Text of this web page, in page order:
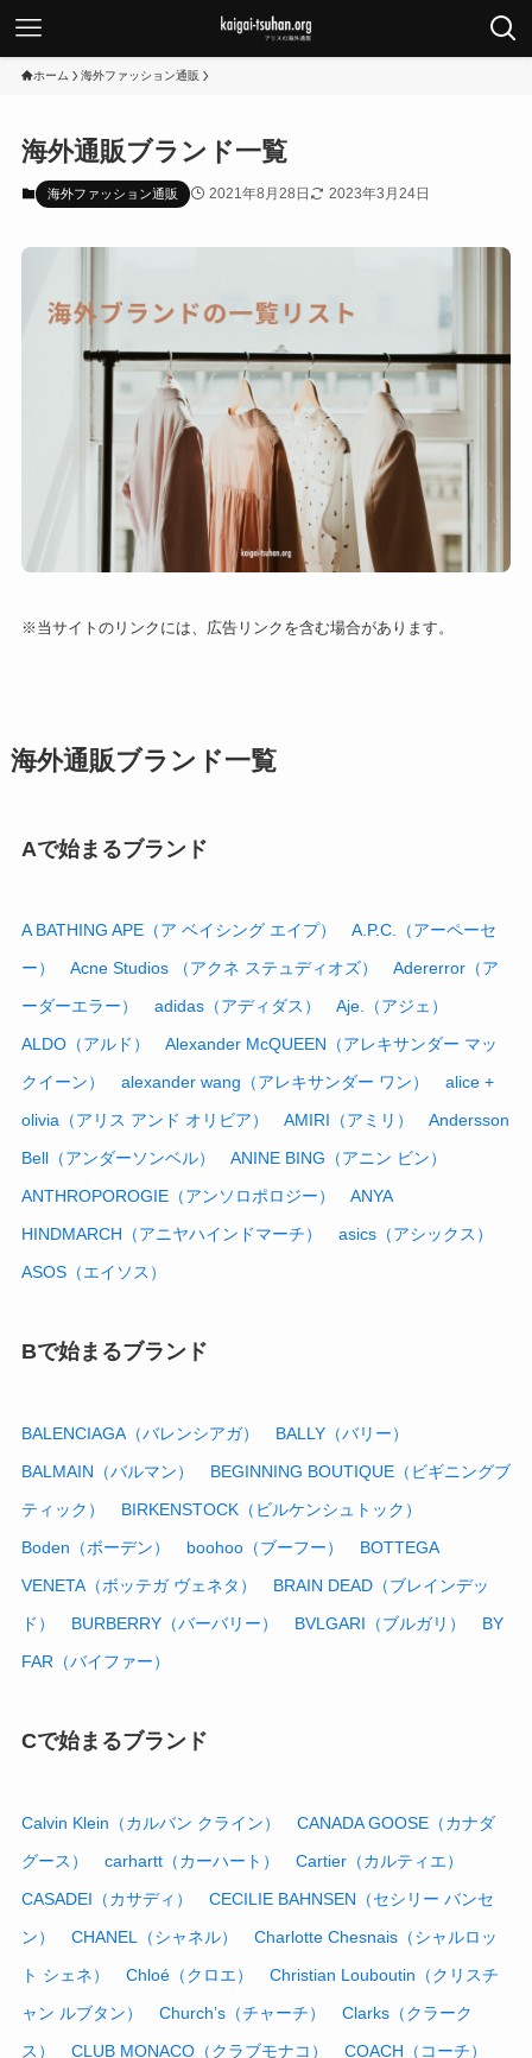
ホーム 海外ファッション通販
海外通販ブランド一覧
海外ファッション通販 2021年8月28日 2023年3月24日
※当サイトのリンクには、広告リンクを含む場合があります。
海外通販ブランド一覧
Aで始まるブランド
A BATHING APE（ア ベイシング エイプ）
A.P.C.（アーペーセ
ー）
Acne Studios （アクネ ステュディオズ）
Adererror（ア
ーダーエラー）
adidas（アディダス）
Aje.（アジェ）
ALDO（アルド）
Alexander McQUEEN（アレキサンダー マッ
クイーン）
alexander wang（アレキサンダー ワン）
alice +
olivia（アリス アンド オリビア）
AMIRI（アミリ）
Andersson
Bell（アンダーソンベル）
ANINE BING（アニン ビン）
ANTHROPOROGIE（アンソロポロジー）
ANYA
HINDMARCH（アニヤハインドマーチ）
asics（アシックス）
ASOS（エイソス）
Bで始まるブランド
BALENCIAGA（バレンシアガ）
BALLY（バリー）
BALMAIN（バルマン）
BEGINNING BOUTIQUE（ビギニングブ
ティック）
BIRKENSTOCK（ビルケンシュトック）
Boden（ボーデン）
boohoo（ブーフー）
BOTTEGA
VENETA（ボッテガ ヴェネタ）
BRAIN DEAD（ブレインデッ
ド）
BURBERRY（バーバリー） BVLGARI（ブルガリ）
BY
FAR（バイファー）
Cで始まるブランド
Calvin Klein（カルバン クライン）
CANADA GOOSE（カナダ
グース）
carhartt（カーハート）
Cartier（カルティエ）
CASADEI（カサディ）
CECILIE BAHNSEN（セシリー バンセ
ン）
CHANEL（シャネル）
Charlotte Chesnais（シャルロッ
ト シェネ）
Chloé（クロエ）
Christian Louboutin（クリスチ
ャン ルブタン）
Church’s（チャーチ）
Clarks（クラーク
ス）
CLUB MONACO（クラブモナコ）
COACH（コーチ）